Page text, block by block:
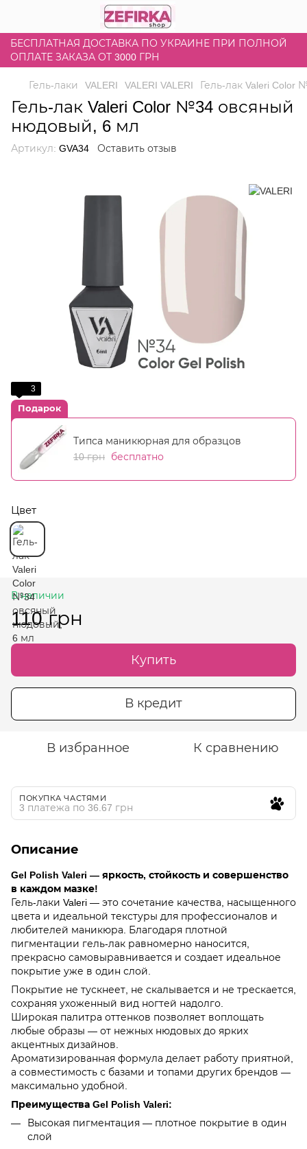
БЕСПЛАТНАЯ ДОСТАВКА ПО УКРАИНЕ ПРИ ПОЛНОЙ
ОПЛАТЕ ЗАКАЗА ОТ 3000 ГРН
Гель-лаки VALERI VALERI VALERI Гель-лак Valeri
Гель-лак Valeri Color №34 овсяный
нюдовый, 6 мл
Артикул: GVA34 Оставить отзыв
3
Подарок
Типса маникюрная для образцов
10 грн
бесплатно
Цвет
В наличии
110 грн
Купить
В кредит
В избранное К сравнению
ПОКУПКА ЧАСТЯМИ
3 платежа по 36.67 грн
Описание
Gel Polish Valeri — яркость, стойкость и совершенство
в каждом мазке!
Гель-лаки Valeri — это сочетание качества, насыщенного
цвета и идеальной текстуры для профессионалов и
любителей маникюра. Благодаря плотной
пигментации гель-лак равномерно наносится,
прекрасно самовыравнивается и создает идеальное
покрытие уже в один слой.
Покрытие не тускнеет, не скалывается и не трескается,
сохраняя ухоженный вид ногтей надолго.
Широкая палитра оттенков позволяет воплощать
любые образы — от нежных нюдовых до ярких
акцентных дизайнов.
Ароматизированная формула делает работу приятной,
а совместимость с базами и топами других брендов —
максимально удобной.
Преимущества Gel Polish Valeri:
Высокая пигментация — плотное покрытие в один
слой